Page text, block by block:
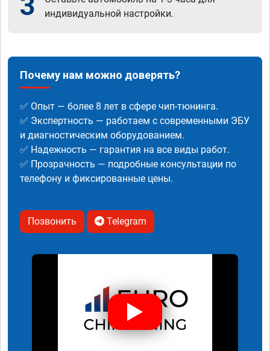
индивидуальной настройки.
Почему нам можно доверять?
✅ Опыт — более 8 лет в сфере чип-тюнинга.
✅ Экспертность — работаем с современными ЭБУ
и диагностическим оборудованием.
✅ Надежность — гарантия на все виды работ.
✅ Прозрачность — подробные консультации по
телефону и фиксированные цены.
Позвонить Telegram